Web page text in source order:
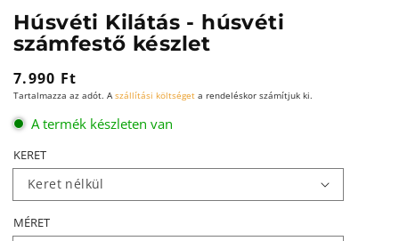
Húsvéti Kilátás - húsvéti
számfestő készlet
Normál
ár
7.990 Ft
Tartalmazza az adót. A szállítási költséget a rendeléskor számítjuk ki.
A termék készleten van
KERET
MÉRET